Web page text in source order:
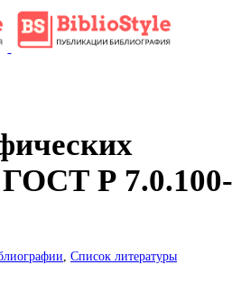
ГОСТ Р 7.0.100-
, Список литературы